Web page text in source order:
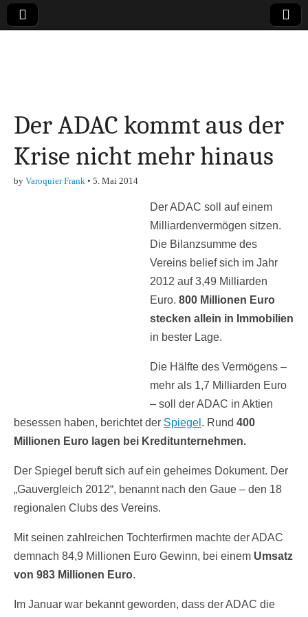
Finanzen,
Marketing-, Vertrieb-
& Investment-Tipps
Der ADAC kommt aus der
Krise nicht mehr hinaus
by Varoquier Frank • 5. Mai 2014
Der ADAC soll auf einem
Milliardenvermögen sitzen.
Die Bilanzsumme des
Vereins belief sich im Jahr
2012 auf 3,49 Milliarden
Euro. 800 Millionen Euro
stecken allein in Immobilien
in bester Lage.
Die Hälfte des Vermögens –
mehr als 1,7 Milliarden Euro
– soll der ADAC in Aktien
besessen haben, berichtet der Spiegel . Rund 400
Millionen Euro lagen bei Kreditunternehmen.
Der Spiegel beruft sich auf ein geheimes Dokument. Der
„Gauvergleich 2012“, benannt nach den Gaue – den 18
regionalen Clubs des Vereins.
Mit seinen zahlreichen Tochterfirmen machte der ADAC
demnach 84,9 Millionen Euro Gewinn, bei einem Umsatz
von 983 Millionen Euro.
Im Januar war bekannt geworden, dass der ADAC die